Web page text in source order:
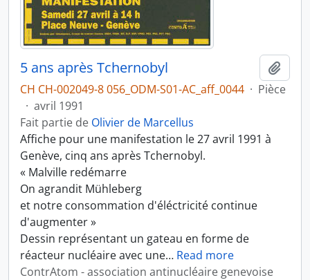
5 ans après Tchernobyl
CH CH-002049-8 056_ODM-S01-AC_aff_0044 · Pièce
· avril 1991
Fait partie de Olivier de Marcellus
Affiche pour une manifestation le 27 avril 1991 à
Genève, cinq ans après Tchernobyl.
« Malville redémarre
On agrandit Mühleberg
et notre consommation d'éléctricité continue
d'augmenter »
Dessin représentant un gateau en forme de
réacteur nucléaire avec une… Read more
ContrAtom - association antinucléaire genevoise